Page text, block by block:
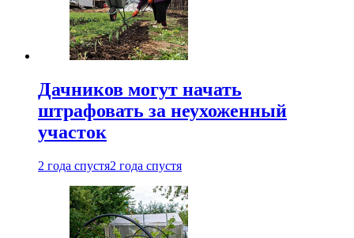
Дачников могут начать
штрафовать за неухоженный
участок
2 года спустя2 года спустя